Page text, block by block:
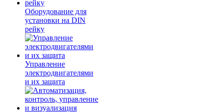
Оборудование для
установки на DIN
рейку
Управление
электродвигателями
и их защита